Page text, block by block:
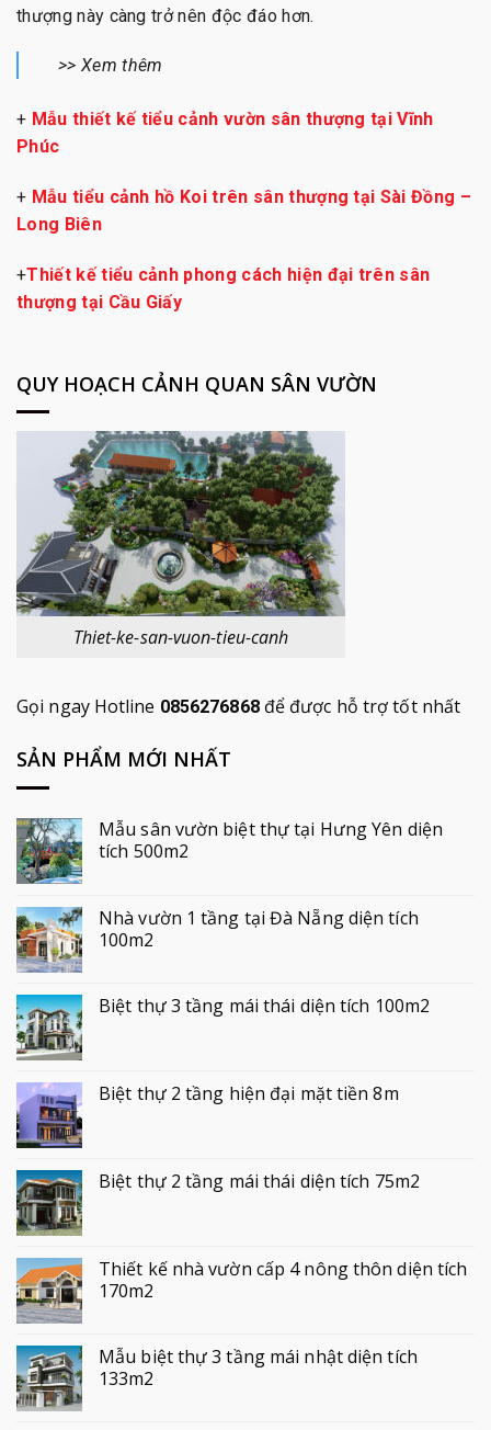
thượng này càng trở nên độc đáo hơn.
>> Xem thêm
+ Mẫu thiết kế tiểu cảnh vườn sân thượng tại Vĩnh
Phúc
+ Mẫu tiểu cảnh hồ Koi trên sân thượng tại Sài Đồng –
Long Biên
+Thiết kế tiểu cảnh phong cách hiện đại trên sân
thượng tại Cầu Giấy
QUY HOẠCH CẢNH QUAN SÂN VƯỜN
Thiet-ke-san-vuon-tieu-canh
Gọi ngay Hotline 0856276868để được hỗ trợ tốt nhất
SẢN PHẨM MỚI NHẤT
Mẫu sân vườn biệt thự tại Hưng Yên diện
tích 500m2
Nhà vườn 1 tầng tại Đà Nẵng diện tích
100m2
Biệt thự 3 tầng mái thái diện tích 100m2
Biệt thự 2 tầng hiện đại mặt tiền 8m
Biệt thự 2 tầng mái thái diện tích 75m2
Thiết kế nhà vườn cấp 4 nông thôn diện tích
170m2
Mẫu biệt thự 3 tầng mái nhật diện tích
133m2